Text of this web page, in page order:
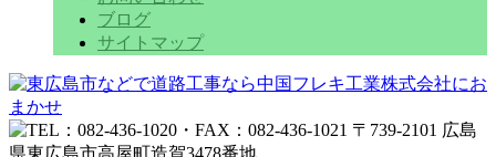
ブログ
サイトマップ